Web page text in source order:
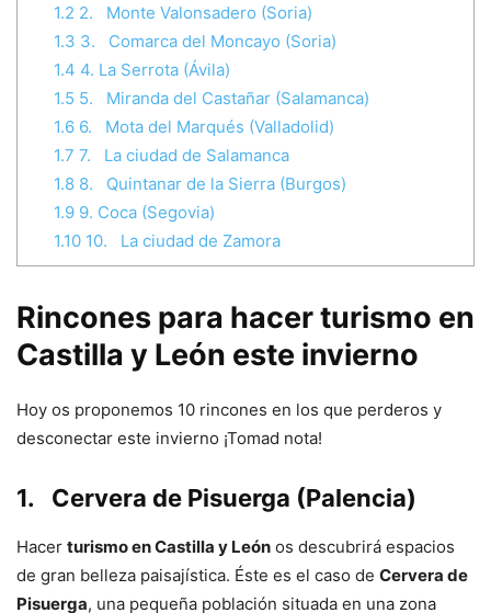
1.2 2. Monte Valonsadero (Soria)
1.3 3. Comarca del Moncayo (Soria)
1.4 4. La Serrota (Ávila)
1.5 5. Miranda del Castañar (Salamanca)
1.66. Mota del Marqués (Valladolid)
1.7 7. La ciudad de Salamanca
1.88. Quintanar de la Sierra (Burgos)
1.99. Coca (Segovia)
1.1010. La ciudad de Zamora
Rincones para hacer turismo en
Castilla y León este invierno
Hoy os proponemos 10 rincones en los que perderos y
desconectar este invierno ¡Tomad nota!
1. Cervera de Pisuerga (Palencia)
Hacer turismo en Castilla y León os descubrirá espacios
de gran belleza paisajística. Éste es el caso de Cervera de
Pisuerga, una pequeña población situada en una zona